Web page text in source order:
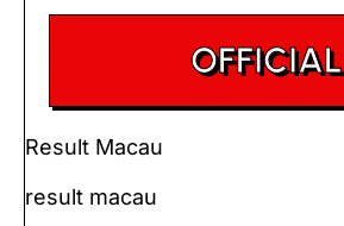
OFFICIAL
Result Macau
result macau